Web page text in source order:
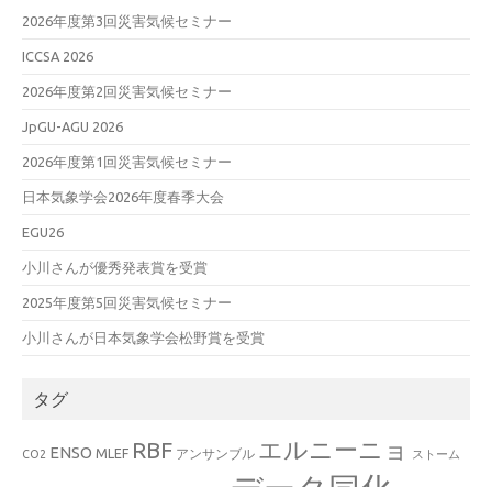
2026年度第3回災害気候セミナー
ICCSA 2026
2026年度第2回災害気候セミナー
JpGU-AGU 2026
2026年度第1回災害気候セミナー
日本気象学会2026年度春季大会
EGU26
小川さんが優秀発表賞を受賞
2025年度第5回災害気候セミナー
小川さんが日本気象学会松野賞を受賞
タグ
CO2 ENSO MLEF RBF アンサンブル エルニーニョ ストーム